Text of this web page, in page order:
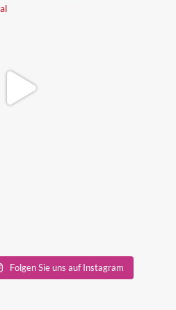
Folgen Sie uns auf Instagram